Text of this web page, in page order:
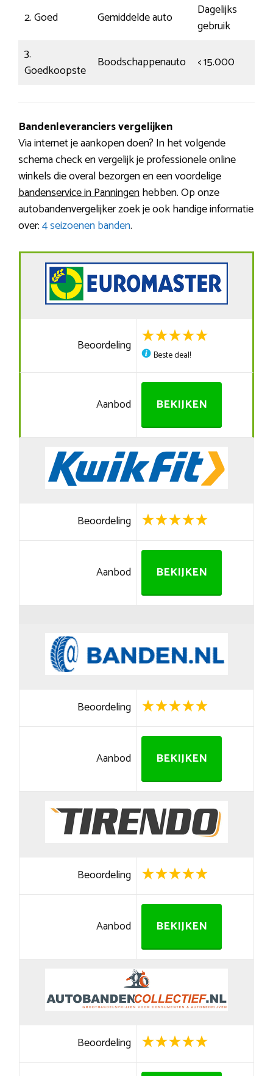
2. Goed Gemiddelde auto
Dagelijks
gebruik
3.
Goedkoopste
Boodschappenauto < 15.000
Bandenleveranciers vergelijken
Via internet je aankopen doen? In het volgende
schema check en vergelijk je professionele online
winkels die overal bezorgen en een voordelige
bandenservice in Panningenhebben. Op onze
autobandenvergelijker zoek je ook handige informatie
over:4 seizoenen banden.
Beoordeling
Beste deal!
Aanbod BEKIJKEN
Beoordeling
Aanbod BEKIJKEN
Beoordeling
Aanbod BEKIJKEN
Beoordeling
Aanbod BEKIJKEN
Beoordeling